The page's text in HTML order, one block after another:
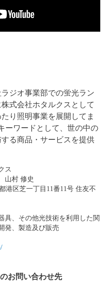
ジオ事業部での蛍光ラン
式会社ホタルクスとして
り照明事業を展開してま
ーワードとして、世の中の
る商品・サービスを提供
ス
山村 修史
港区芝一丁目11番11号 住友不
具、その他光技術を利用した関
発、製造及び販売
お問い合わせ先